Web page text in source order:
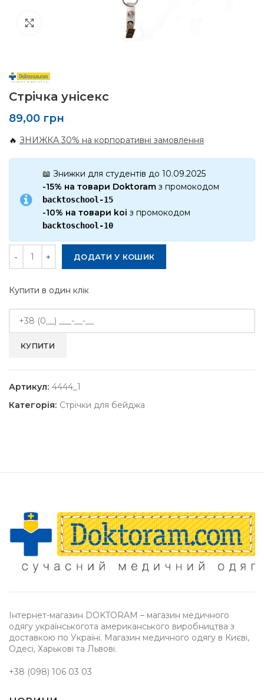
Стрічка унісекс
89,00 грн
🔥 ЗНИЖКА 30% на корпоративні замовлення
📖 Знижки для студентів до 10.09.2025
-15% на товари Doktoram з промокодом
backtoschool-15
-10% на товари koi з промокодом
backtoschool-10
ДОДАТИ У КОШИК
Купити в один клік
Артикул: 4444_1
Категорія: Стрічки для бейджа
Інтернет-магазин DOKTORAM – магазин медичного
одягу українськогота американського виробництва з
доставкою по Україні. Магазин медичного одягу в Києві,
Одесі, Харькові та Львові.
+38 (098) 106 03 03